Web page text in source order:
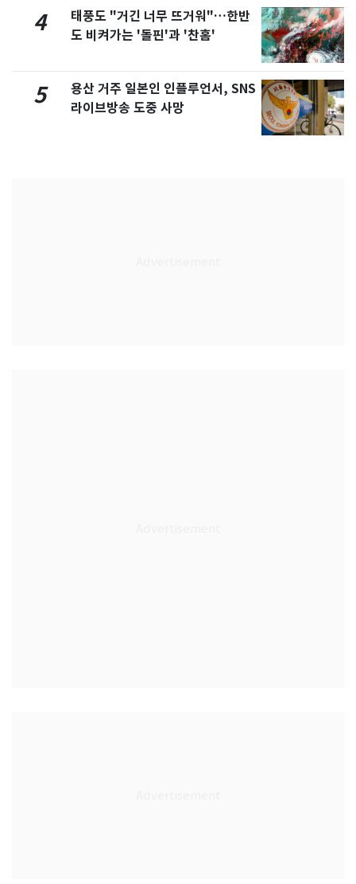
4
태풍도 "거긴 너무 뜨거워"…한반
도 비켜가는 '돌핀'과 '찬홈'
5
용산 거주 일본인 인플루언서, SNS
라이브방송 도중 사망